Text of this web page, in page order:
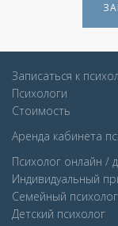
Записаться к
Психологи
Стоимость
Аренда кабинета
Психолог онлайн /
Индивидуальный
Семейный психолог
Детcкий психолог